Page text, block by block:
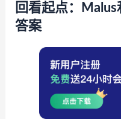
回看起点：
答案